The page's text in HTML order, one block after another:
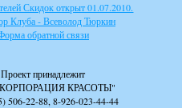
Скидок открыт 01.07.2010.
Клуба - Всеволод Тюркин
обратной связи
Проект принадлежит
КРАСОТЫ"
506-22-88, 8-926-023-44-44